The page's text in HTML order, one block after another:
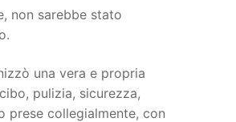
non sarebbe stato
una vera e propria
pulizia, sicurezza,
prese collegialmente, con